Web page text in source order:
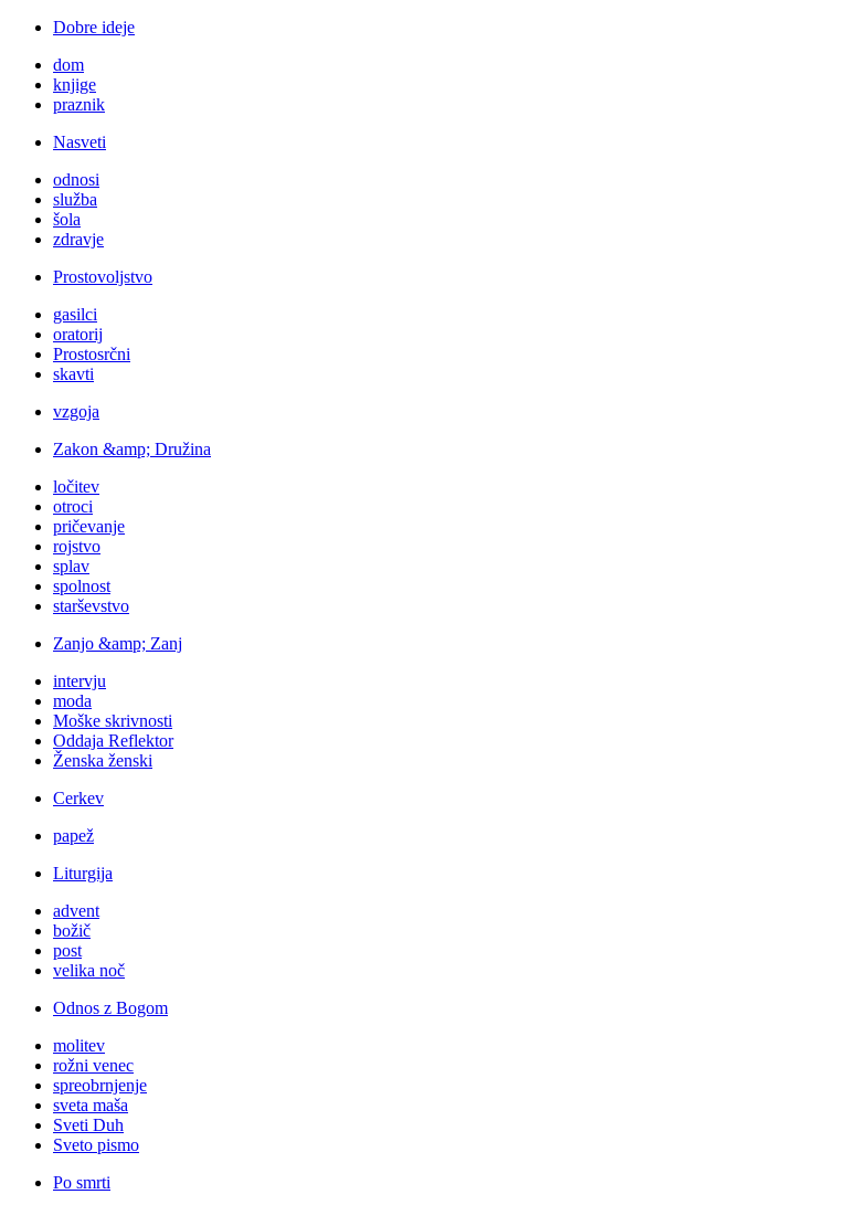
Dobre ideje
dom
knjige
praznik
Nasveti
odnosi
služba
šola
zdravje
Prostovoljstvo
gasilci
oratorij
Prostosrčni
skavti
vzgoja
Zakon &amp; Družina
ločitev
otroci
pričevanje
rojstvo
splav
spolnost
starševstvo
Zanjo &amp; Zanj
intervju
moda
Moške skrivnosti
Oddaja Reflektor
Ženska ženski
Cerkev
papež
Liturgija
advent
božič
post
velika noč
Odnos z Bogom
molitev
rožni venec
spreobrnjenje
sveta maša
Sveti Duh
Sveto pismo
Po smrti